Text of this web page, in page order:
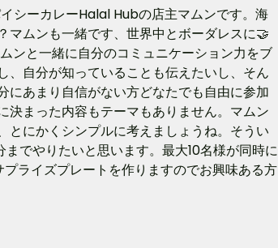
シーカレーHalal Hubの店主マムンです。海
ムンも一緒です、世界中とボーダレスに🤝
ンと一緒に自分のコミュニケーション力をブ
、自分が知っていることも伝えたいし、そん
にあまり自信がない方どなたでも自由に参加
決まった内容もテーマもありません。マムン
とにかくシンプルに考えましょうね。そうい
でやりたいと思います。最大10名様が同時に
ライズプレートを作りますのでお興味ある方